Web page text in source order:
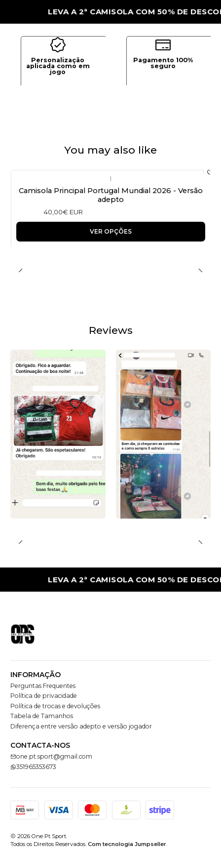
LEVA A 2ª CAMISOLA COM 50% DE DESCONTO
Personalização
aplicada como em
jogo
Pagamento 100%
seguro
You may also like
|
Camisola Principal Portugal Mundial 2026 - Versão
adepto
40,00€ EUR
VER OPÇÕES
Reviews
LEVA A 2ª CAMISOLA COM 50% DE DESCONTO
INFORMAÇÃO
Perguntas Frequentes
Política de privacidade
Política de trocas e devoluções
Tabela de Tamanhos
Diferença entre versão adepto e versão jogador
CONTACTA-NOS
one.pt.sport@gmail.com
351965353673
2026 One Pt Sport.
Todos os Direitos Reservados. Com tecnologia Jumpseller.